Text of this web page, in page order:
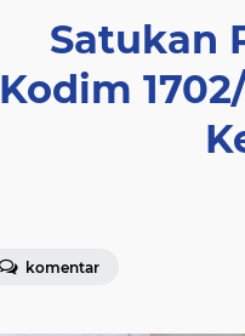
Satukan
Kodim
komentar